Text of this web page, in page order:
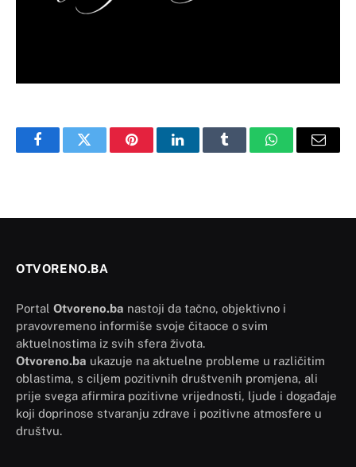
FacebookTwitter PinterestLinkedInTumblr WhatsAppEmail
OTVORENO.BA
Portal Otvoreno.ba nastoji da tačno, objektivno i
pravovremeno informiše svoje čitaoce o svim
aktuelnostima iz svih sfera života.
Otvoreno.ba ukazuje na aktuelne probleme u različitim
oblastima, s ciljem pozitivnih društvenih promjena, ali
prije svega afirmira pozitivne vrijednosti, ljude i događaje
koji doprinose stvaranju zdrave i pozitivne atmosfere u
društvu.